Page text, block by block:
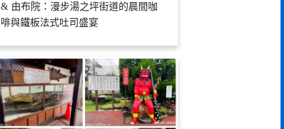
& 由布院：漫步湯之坪街道的晨間咖
啡與鐵板法式吐司盛宴